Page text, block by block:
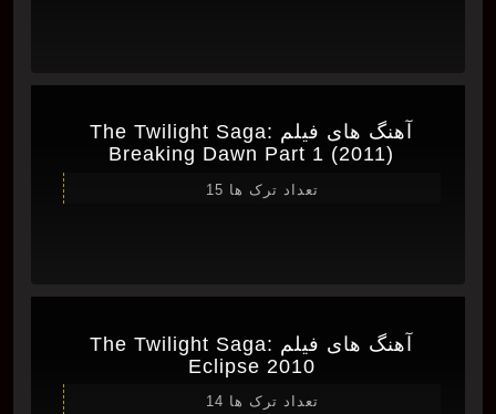
آهنگ های فیلم The Twilight Saga:
Breaking Dawn Part 1 (2011)
تعداد ترک ها 15
آهنگ های فیلم The Twilight Saga:
Eclipse 2010
تعداد ترک ها 14